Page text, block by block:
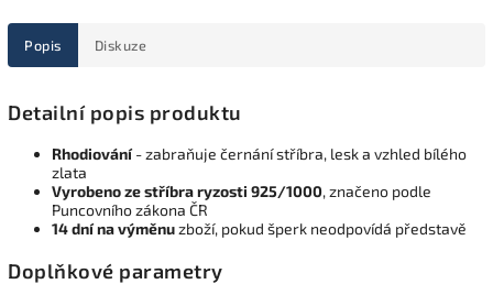
Popis Diskuze
Detailní popis produktu
Rhodiování- zabraňuje černání stříbra, lesk a vzhled bílého
zlata
Vyrobeno ze stříbra ryzosti 925/1000, značeno podle
Puncovního zákona ČR
14 dní na výměnuzboží, pokud šperk neodpovídá představě
Doplňkové parametry